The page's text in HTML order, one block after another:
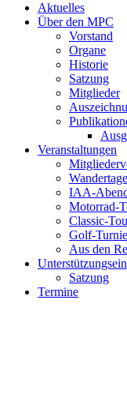
Aktuelles
Über den MPC
Vorstand
Organe
Historie
Satzung
Mitglieder
Veranstaltungen
Wandertage
IAA-
Motorrad-
Classic-
Golf-
Aus den
Satzung
Termine